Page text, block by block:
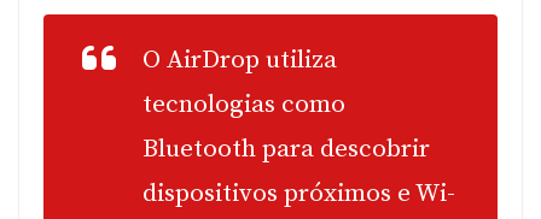
O AirDrop utiliza
tecnologias como
Bluetooth para descobrir
dispositivos próximos e Wi-